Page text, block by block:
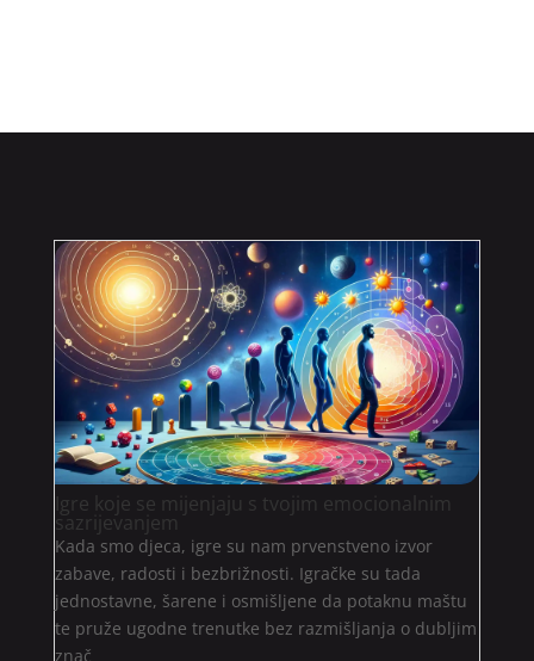
Igre koje se mijenjaju s tvojim emocionalnim
sazrijevanjem
Kada smo djeca, igre su nam prvenstveno izvor
zabave, radosti i bezbrižnosti. Igračke su tada
jednostavne, šarene i osmišljene da potaknu maštu
te pruže ugodne trenutke bez razmišljanja o dubljim
znač